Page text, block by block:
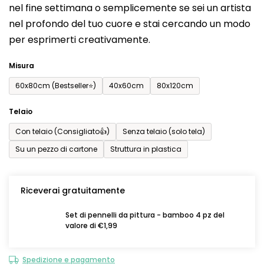
nel fine settimana o semplicemente se sei un artista
nel profondo del tuo cuore e stai cercando un modo
per esprimerti creativamente.
Misura
60x80cm (Bestseller⭐)
40x60cm 80x120cm
Telaio
Con telaio (Consigliato👍)
Senza telaio (solo tela)
Su un pezzo di cartone
Struttura in plastica
Riceverai gratuitamente
Set di pennelli da pittura - bamboo 4 pz del
valore di €1,99
Spedizione e pagamento